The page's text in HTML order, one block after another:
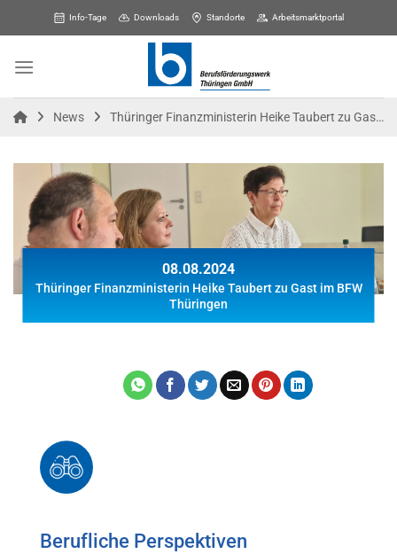
to
Info-Tage Downloads Standorte Arbeitsmarktportal
News Thüringer Finanzministerin Heike Taubert zu Gast im BFW Thüringen
08.08.2024
Thüringer Finanzministerin Heike Taubert zu Gast im BFW
Thüringen
Berufliche Perspektiven